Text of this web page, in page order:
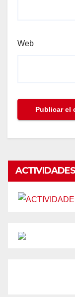
Web
ACTIVIDADES